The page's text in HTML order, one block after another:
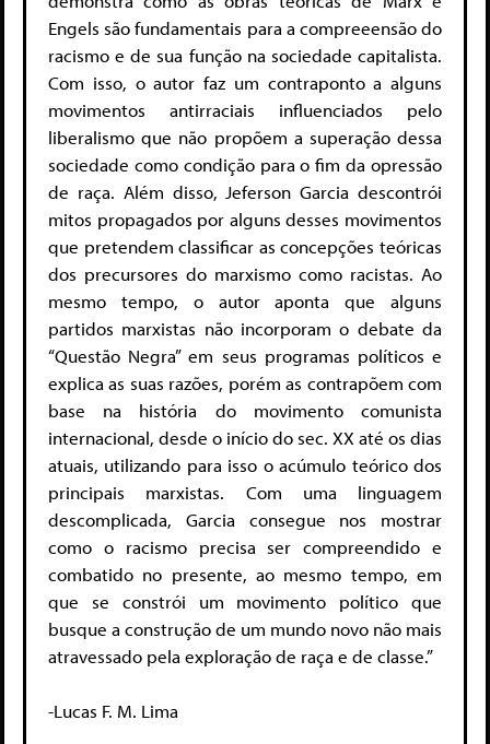
Engels são fundamentais para a compreeensão do
racismo e de sua função na sociedade capitalista.
Com isso, o autor faz um contraponto a alguns
movimentos antirraciais influenciados pelo
liberalismo que não propõem a superação dessa
sociedade como condição para o fim da opressão
de raça. Além disso, Jeferson Garcia descontrói
mitos propagados por alguns desses movimentos
que pretendem classificar as concepções teóricas
dos precursores do marxismo como racistas. Ao
mesmo tempo, o autor aponta que alguns
partidos marxistas não incorporam o debate da
“Questão Negra” em seus programas políticos e
explica as suas razões, porém as contrapõem com
base na história do movimento comunista
internacional, desde o início do sec. XX até os dias
atuais, utilizando para isso o acúmulo teórico dos
principais marxistas. Com uma linguagem
descomplicada, Garcia consegue nos mostrar
como o racismo precisa ser compreendido e
combatido no presente, ao mesmo tempo, em
que se constrói um movimento político que
busque a construção de um mundo novo não mais
atravessado pela exploração de raça e de classe.”
-Lucas F. M. Lima